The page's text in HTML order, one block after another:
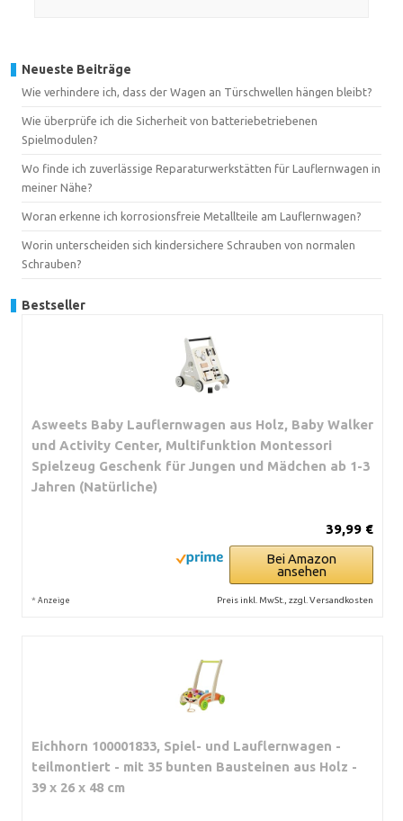
Neueste Beiträge
Wie verhindere ich, dass der Wagen an Türschwellen hängen bleibt?
Wie überprüfe ich die Sicherheit von batteriebetriebenen
Spielmodulen?
Wo finde ich zuverlässige Reparaturwerkstätten für Lauflernwagen in
meiner Nähe?
Woran erkenne ich korrosionsfreie Metallteile am Lauflernwagen?
Worin unterscheiden sich kindersichere Schrauben von normalen
Schrauben?
Bestseller
Asweets Baby Lauflernwagen aus Holz, Baby Walker
und Activity Center, Multifunktion Montessori
Spielzeug Geschenk für Jungen und Mädchen ab 1-3
Jahren (Natürliche)
39,99 €
Bei Amazon
ansehen
* Anzeige Preis inkl. MwSt., zzgl. Versandkosten
Eichhorn 100001833, Spiel- und Lauflernwagen -
teilmontiert - mit 35 bunten Bausteinen aus Holz -
39 x 26 x 48 cm